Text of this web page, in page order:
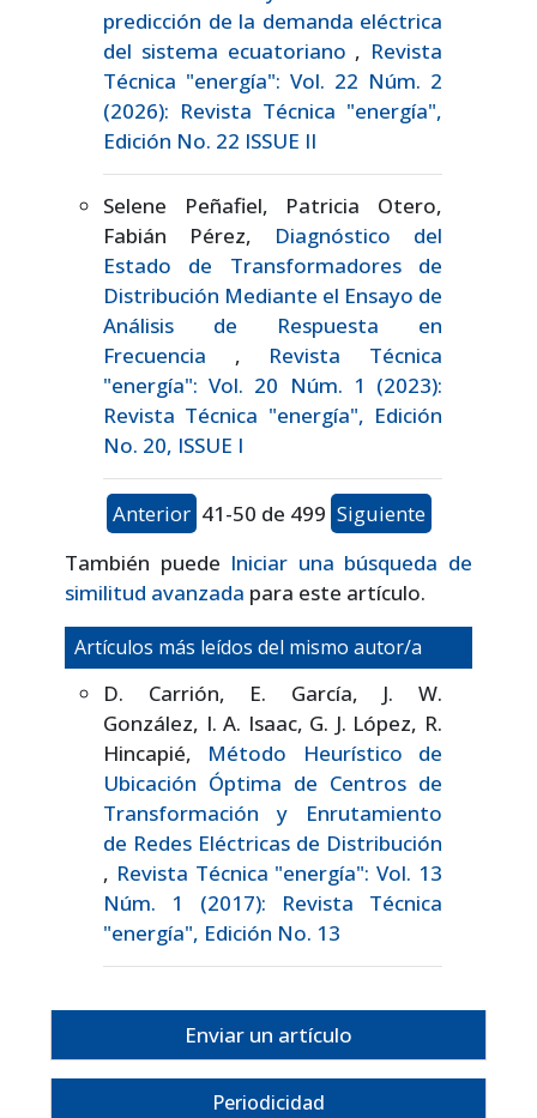
predicción de la demanda eléctrica
del sistema ecuatoriano , Revista
Técnica "energía": Vol. 22 Núm. 2
(2026): Revista Técnica "energía",
Edición No. 22 ISSUE II
Selene Peñafiel, Patricia Otero,
Fabián Pérez, Diagnóstico del
Estado de Transformadores de
Distribución Mediante el Ensayo de
Análisis de Respuesta en
Frecuencia , Revista Técnica
"energía": Vol. 20 Núm. 1 (2023):
Revista Técnica "energía", Edición
No. 20, ISSUE I
Anterior 41-50 de 499 Siguiente
También puede Iniciar una búsqueda de
similitud avanzada para este artículo.
Artículos más leídos del mismo autor/a
D. Carrión, E. García, J. W.
González, I. A. Isaac, G. J. López, R.
Hincapié, Método Heurístico de
Ubicación Óptima de Centros de
Transformación y Enrutamiento
de Redes Eléctricas de Distribución
, Revista Técnica "energía": Vol. 13
Núm. 1 (2017): Revista Técnica
"energía", Edición No. 13
Enviar un artículo
Periodicidad